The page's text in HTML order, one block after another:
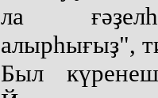
ла
алырһығыҙ",
Был